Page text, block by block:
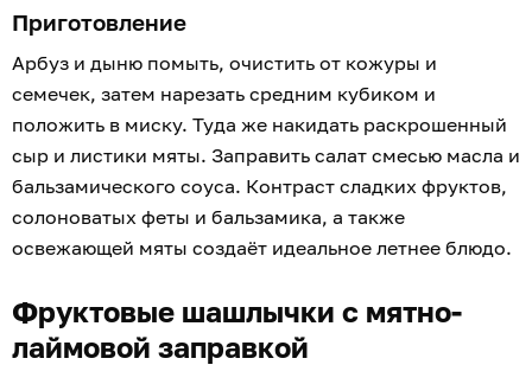
Приготовление
Арбуз и дыню помыть, очистить от кожуры и
семечек, затем нарезать средним кубиком и
положить в миску. Туда же накидать раскрошенный
сыр и листики мяты. Заправить салат смесью масла и
бальзамического соуса. Контраст сладких фруктов,
солоноватых феты и бальзамика, а также
освежающей мяты создаёт идеальное летнее блюдо.
Фруктовые шашлычки с мятно-
лаймовой заправкой